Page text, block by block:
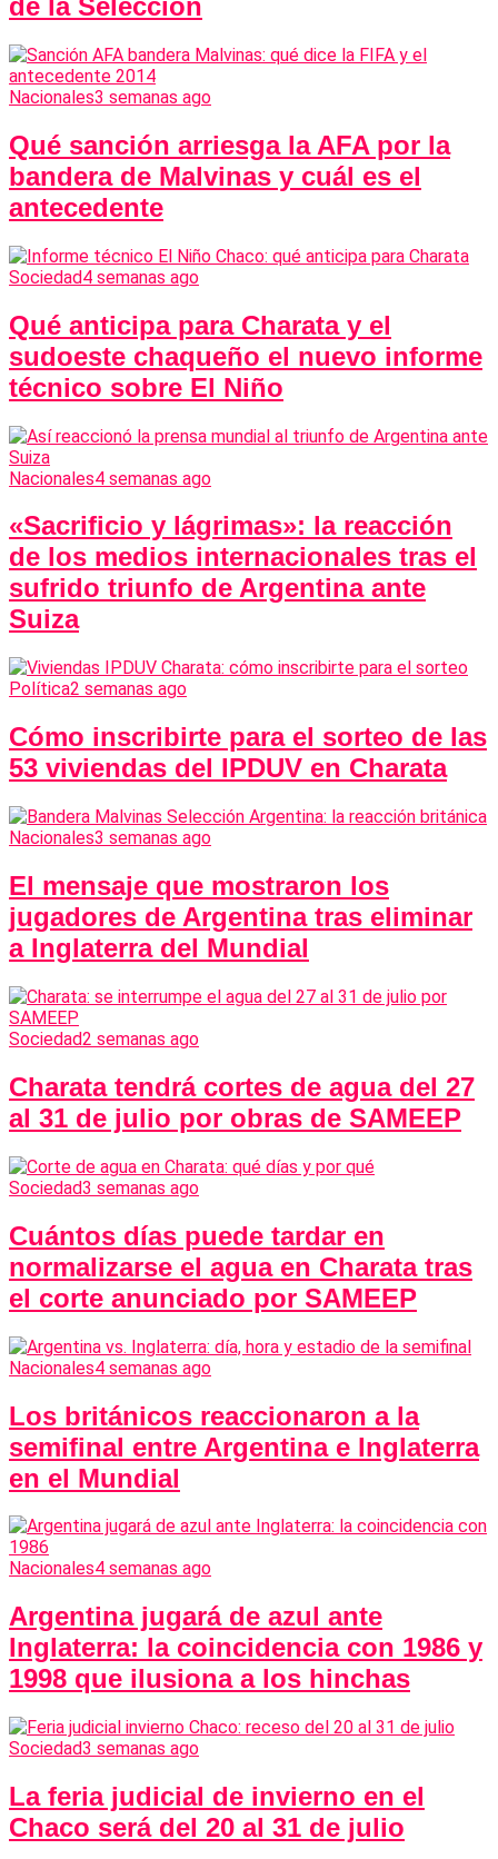
de la Selección
Nacionales3 semanas ago
Qué sanción arriesga la AFA por la
bandera de Malvinas y cuál es el
antecedente
Sociedad4 semanas ago
Qué anticipa para Charata y el
sudoeste chaqueño el nuevo informe
técnico sobre El Niño
Nacionales4 semanas ago
«Sacrificio y lágrimas»: la reacción
de los medios internacionales tras el
sufrido triunfo de Argentina ante
Suiza
Política2 semanas ago
Cómo inscribirte para el sorteo de las
53 viviendas del IPDUV en Charata
Nacionales3 semanas ago
El mensaje que mostraron los
jugadores de Argentina tras eliminar
a Inglaterra del Mundial
Sociedad2 semanas ago
Charata tendrá cortes de agua del 27
al 31 de julio por obras de SAMEEP
Sociedad3 semanas ago
Cuántos días puede tardar en
normalizarse el agua en Charata tras
el corte anunciado por SAMEEP
Nacionales4 semanas ago
Los británicos reaccionaron a la
semifinal entre Argentina e Inglaterra
en el Mundial
Nacionales4 semanas ago
Argentina jugará de azul ante
Inglaterra: la coincidencia con 1986 y
1998 que ilusiona a los hinchas
Sociedad3 semanas ago
La feria judicial de invierno en el
Chaco será del 20 al 31 de julio